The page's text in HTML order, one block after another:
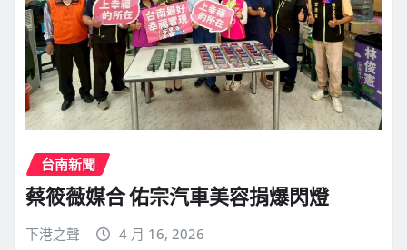
台南新聞
蔡筱薇媒合 佑宗汽車美容捐爆閃燈
下港之聲 4 月 16, 2026